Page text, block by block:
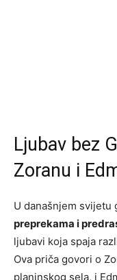
Ljubav bez
Zoranu i
U današnjem svijetu
preprekama i
ljubavi koja spaja
Ova priča govori o
planinskog sela, i